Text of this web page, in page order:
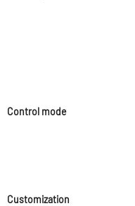
Control mode
Customization